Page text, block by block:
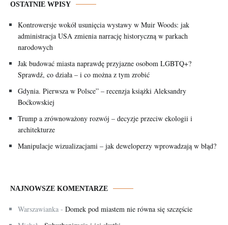
OSTATNIE WPISY
Kontrowersje wokół usunięcia wystawy w Muir Woods: jak
administracja USA zmienia narrację historyczną w parkach
narodowych
Jak budować miasta naprawdę przyjazne osobom LGBTQ+?
Sprawdź, co działa – i co można z tym zrobić
Gdynia. Pierwsza w Polsce” – recenzja książki Aleksandry
Boćkowskiej
Trump a zrównoważony rozwój – decyzje przeciw ekologii i
architekturze
Manipulacje wizualizacjami – jak deweloperzy wprowadzają w błąd?
NAJNOWSZE KOMENTARZE
Warszawianka - Domek pod miastem nie równa się szczęście